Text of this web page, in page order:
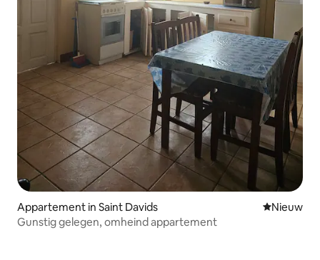
Appartement in Saint Davids Nieuwe
Nieuw
Gunstig gelegen, omheind appartement